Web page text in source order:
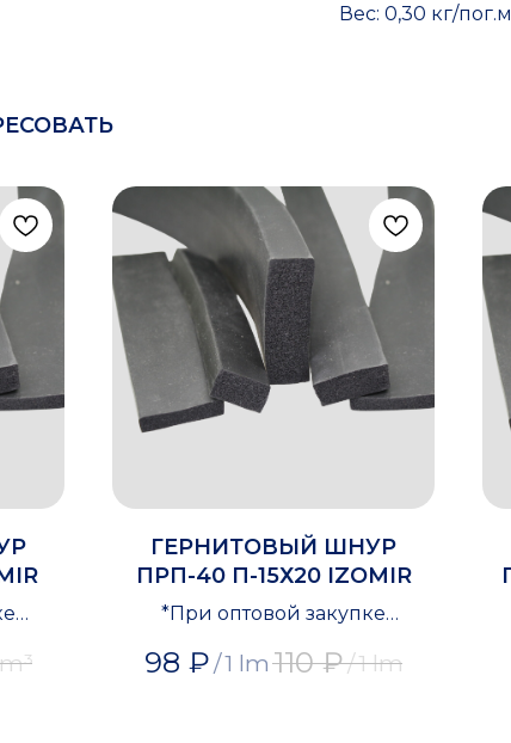
Вес: 0,30 кг/пог.м
ГЕРНИТОВЫЙ ШНУР
ПРП-40 П-15Х20 IZOMIR
*При оптовой закупке
98 ₽/1 lm110 ₽/1 lm